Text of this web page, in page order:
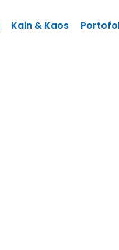
Kain & Kaos